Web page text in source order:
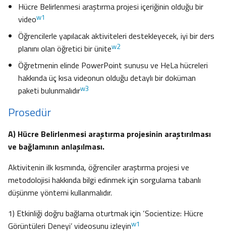
Hücre Belirlenmesi araştırma projesi içeriğinin olduğu bir
videow1
Öğrencilerle yapılacak aktiviteleri destekleyecek, iyi bir ders
planını olan öğretici bir ünitew2
Öğretmenin elinde PowerPoint sunusu ve HeLa hücreleri
hakkında üç kısa videonun olduğu detaylı bir doküman
paketi bulunmalıdırw3
Prosedür
A) Hücre Belirlenmesi araştırma projesinin araştırılması
ve bağlamının anlaşılması.
Aktivitenin ilk kısmında, öğrenciler araştırma projesi ve
metodolojisi hakkında bilgi edinmek için sorgulama tabanlı
düşünme yöntemi kullanmalıdır.
1) Etkinliği doğru bağlama oturtmak için ‘Socientize: Hücre
Görüntüleri Deneyi’ videosunu izleyinw1